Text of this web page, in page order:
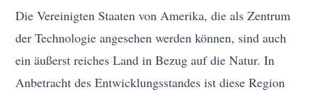
Die Vereinigten Staaten von Amerika, die als Zentrum
der Technologie angesehen werden können, sind auch
ein äußerst reiches Land in Bezug auf die Natur. In
Anbetracht des Entwicklungsstandes ist diese Region